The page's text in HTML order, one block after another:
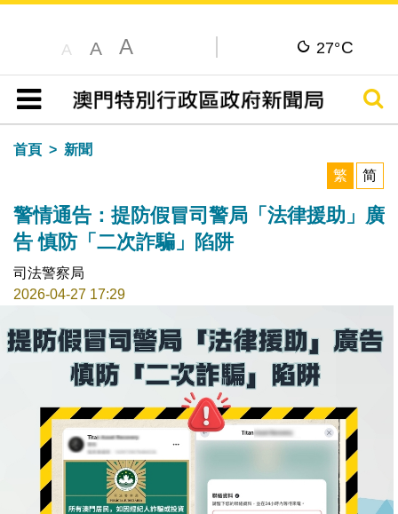
A A A 27°C
目錄
搜尋
首頁
新聞
繁
简
警情通告：提防假冒司警局「法律援助」廣
告 慎防「二次詐騙」陷阱
司法警察局
2026-04-27 17:29